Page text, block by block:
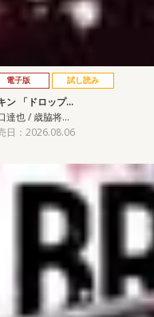
電子版 試し読み
ン 「ドロップ…
達也 / 歳脇将…
日：2026.08.06